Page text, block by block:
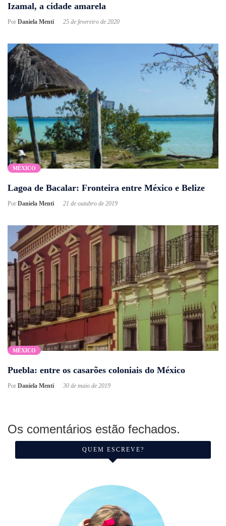
Izamal, a cidade amarela
Por Daniela Menti 25 de fevereiro de 2020
MÉXICO
Lagoa de Bacalar: Fronteira entre México e Belize
Por Daniela Menti 21 de outubro de 2019
MÉXICO
Puebla: entre os casarões coloniais do México
Por Daniela Menti 30 de maio de 2019
Os comentários estão fechados.
QUEM ESCREVE?